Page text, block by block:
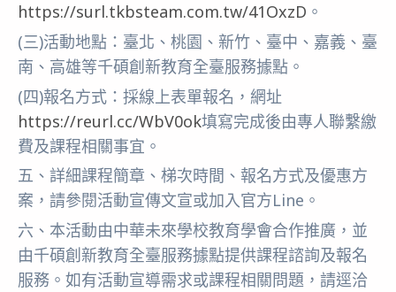
https://surl.tkbsteam.com.tw/41OxzD 。
(三)活動地點：臺北、桃園、新竹、臺中、嘉義、臺
南、高雄等千碩創新教育全臺服務據點。
(四)報名方式：採線上表單報名，網址
https://reurl.cc/WbV0ok填寫完成後由專人聯繫繳
費及課程相關事宜。
五、詳細課程簡章、梯次時間、報名方式及優惠方
案，請參閱活動宣傳文宣或加入官方Line。
六、本活動由中華未來學校教育學會合作推廣，並
由千碩創新教育全臺服務據點提供課程諮詢及報名
服務。如有活動宣導需求或課程相關問題，請逕洽